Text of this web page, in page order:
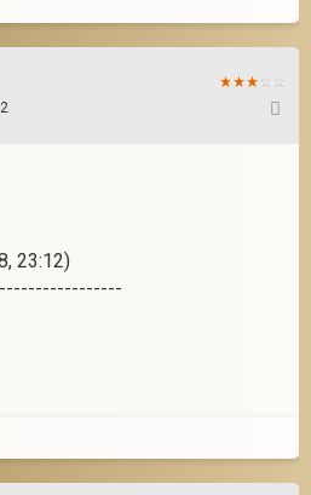
23:12)